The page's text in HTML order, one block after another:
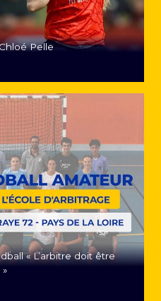
Pelle
« L’arbitre doit être